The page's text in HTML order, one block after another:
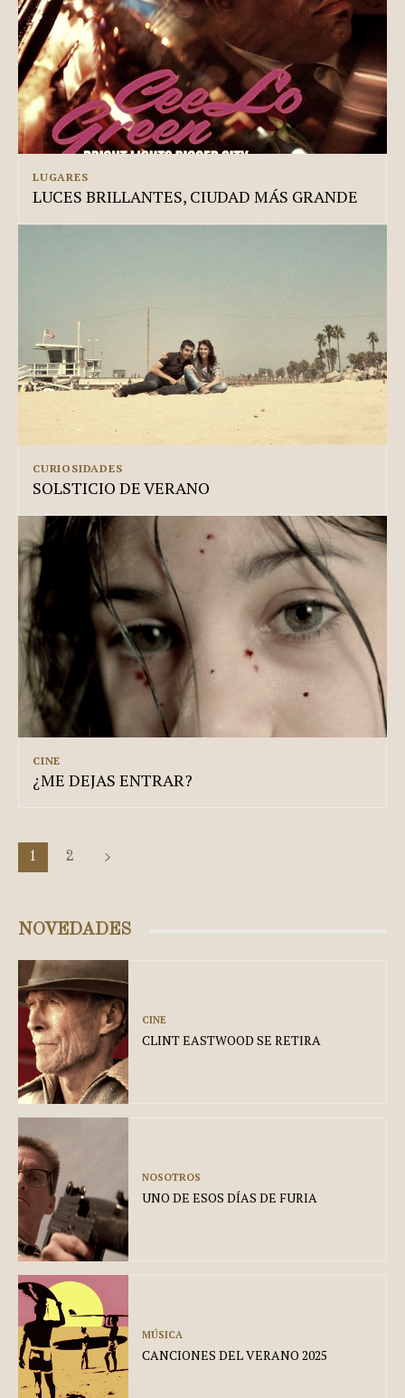
LUGARES
LUCES BRILLANTES, CIUDAD MÁS GRANDE
CURIOSIDADES
SOLSTICIO DE VERANO
CINE
¿ME DEJAS ENTRAR?
1 2
NOVEDADES
CINE
CLINT EASTWOOD SE RETIRA
NOSOTROS
UNO DE ESOS DÍAS DE FURIA
MÚSICA
CANCIONES DEL VERANO 2025